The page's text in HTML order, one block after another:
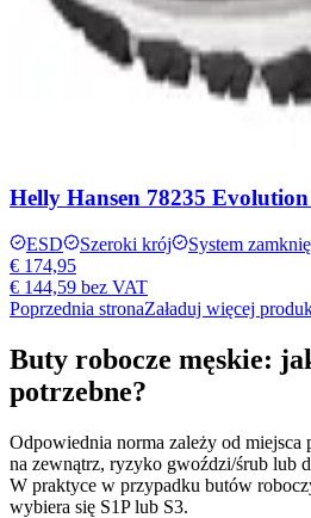
Helly Hansen 78235
ESD Szeroki krój
System
€ 174,95
€ 144,59 bez VAT
Poprzednia stronaZaładuj więcej
Buty robocze męskie:
potrzebne?
Odpowiednia norma zależy od miejsca
na zewnątrz, ryzyko gwoździ/śrub lub
W praktyce w przypadku butów
wybiera się S1P lub S3.